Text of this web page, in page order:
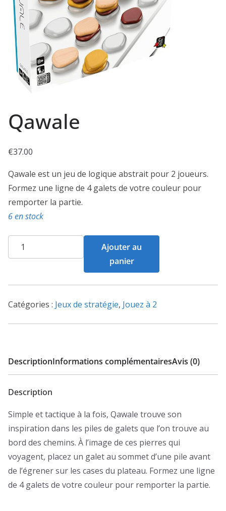
Qawale
€37.00
Qawale est un jeu de logique abstrait pour 2 joueurs.
Formez une ligne de 4 galets de votre couleur pour
remporter la partie.
6 en stock
quantité
de
Ajouter au
panier
Catégories : Jeux de stratégie, Jouez à 2
DescriptionInformations complémentairesAvis (0)
Description
Simple et tactique à la fois, Qawale trouve son
inspiration dans les piles de galets que l’on trouve au
bord des chemins. À l’image de ces pierres qui
voyagent, placez un galet au sommet d’une pile avant
de l’égrener sur les cases du plateau. Formez une ligne
de 4 galets de votre couleur pour remporter la partie.